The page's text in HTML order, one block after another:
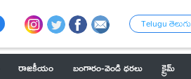
Telugu తెలుగు
రాజకీయం బంగారం-వెండి ధరలు క్రైమ్